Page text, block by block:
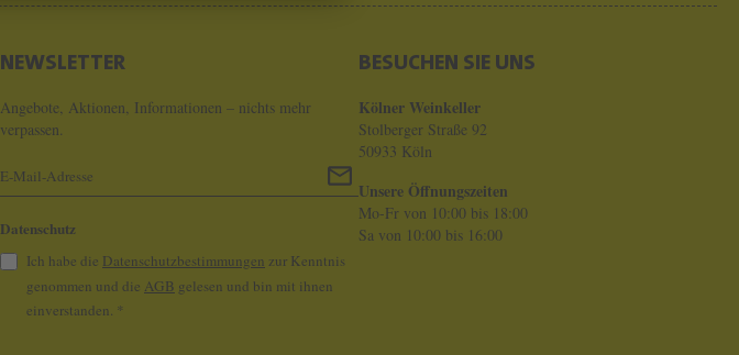
NEWSLETTER
Angebote, Aktionen, Informationen – nichts mehr
verpassen.
Datenschutz
Ich habe die Datenschutzbestimmungen zur Kenntnis
genommen und die AGB gelesen und bin mit ihnen
einverstanden. *
BESUCHEN SIE UNS
Kölner Weinkeller
Stolberger Straße 92
50933 Köln
Unsere Öffnungszeiten
Mo-Fr von 10:00 bis 18:00
Sa von 10:00 bis 16:00